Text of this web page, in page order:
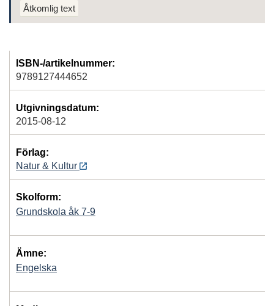
Åtkomlig text
ISBN-/artikelnummer:
9789127444652
Utgivningsdatum:
2015-08-12
Förlag:
Natur & Kultur
Skolform:
Grundskola åk 7-9
Ämne:
Engelska